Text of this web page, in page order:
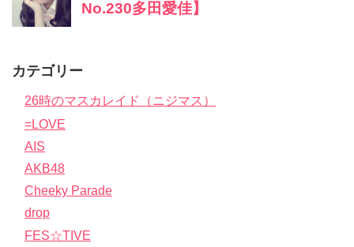
カテゴリー
26時のマスカレイド（ニジマス）
=LOVE
AIS
AKB48
Cheeky Parade
drop
FES☆TIVE